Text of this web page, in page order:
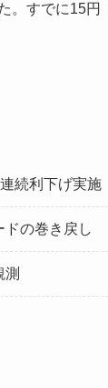
。すでに15円
続利下げ実施
ドの巻き戻し
測